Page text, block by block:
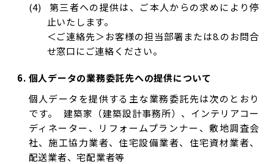
第三者への提供は、ご本人からの求めにより停
止いたします。
＜ご連絡先＞お客様の担当部署または8.のお問合
せ窓口にご連絡ください。
個人データの業務委託先への提供について
個人データを提供する主な業務委託先は次のとおり
です。 建築家（建築設計事務所）、インテリアコー
ディネーター、リフォームプランナー、敷地調査会
社、施工協力業者、住宅設備業者、住宅資材業者、
配送業者、宅配業者等